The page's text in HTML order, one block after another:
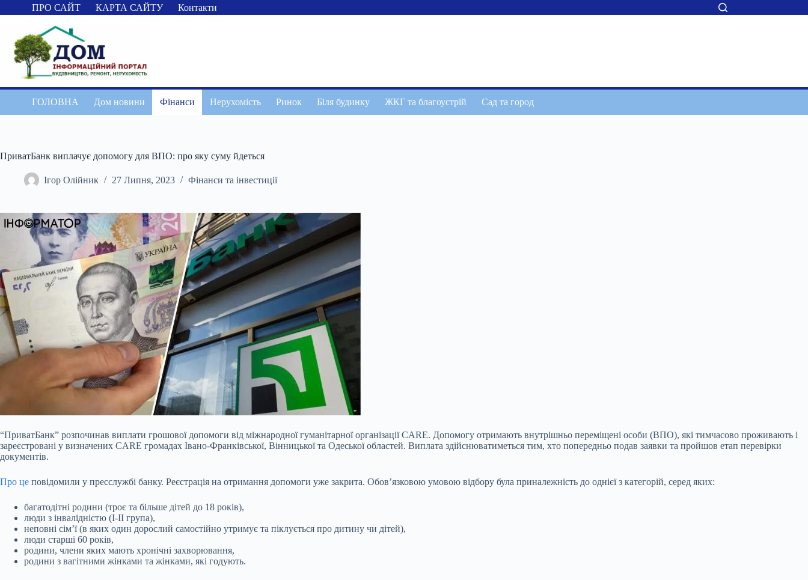
Перейти
до
ПРО САЙТ КАРТА САЙТУ Контакти
ГОЛОВНА Дом новини Фінанси Нерухомість Ринок Біля будинку ЖКГ та благоустрій Сад та город
ПриватБанк виплачує допомогу для ВПО: про яку суму йдеться
Ігор Олійник 27 Липня, 2023 Фінанси та інвестиції
“ПриватБанк” розпочинав виплати грошової допомоги від міжнародної гуманітарноїорганізації CARE. Допомогу отримають внутрішньо переміщені особи (ВПО), які тимчасово проживають і
зареєстровані у визначених CARE громадах Івано-Франківської, Вінницької та Одеської областей. Виплата здійснюватиметься тим, хто попередньо подав заявки та пройшов етап перевірки
документів.
Про це повідомили у пресслужбі банку. Реєстрація на отримання допомоги уже закрита. Обов’язковою умовою відбору була приналежність до однієї з категорій, серед яких:
багатодітні родини (троє та більше дітей до 18 років),
люди з інвалідністю (I-II група),
неповні сім’ї (в яких один дорослий самостійно утримує та піклується про дитину чи дітей),
люди старші 60 років,
родини, члени яких мають хронічні захворювання,
родини з вагітними жінками та жінками, які годують.